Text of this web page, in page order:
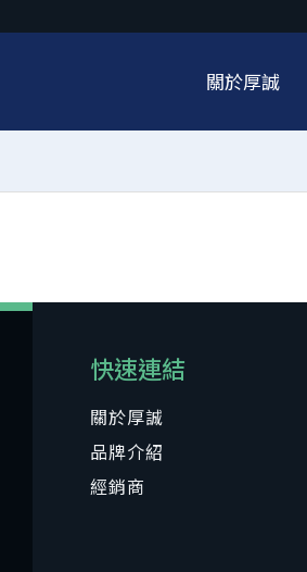
關於厚誠
快速連結
關於厚誠
品牌介紹
經銷商